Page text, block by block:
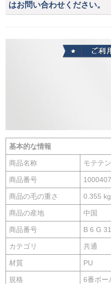
はお問い合わせください。
基本的な情報
商品名称 モテテ
商品番号
商品の毛の重さ 0.355 kg
商品の産地 中国
商品番号 B 6 G
カテゴリ 共通
材質 PU
規格 6番ボー